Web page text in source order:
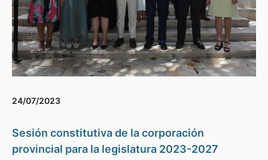
24/07/2023
Sesión constitutiva de la corporación
provincial para la legislatura 2023-2027